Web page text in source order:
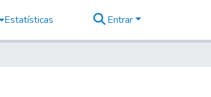
Estatísticas Entrar